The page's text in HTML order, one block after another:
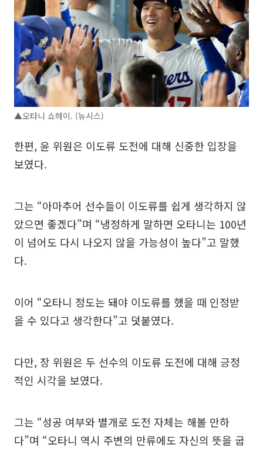
▲오타니 쇼헤이. (뉴시스)
한편, 윤 위원은 이도류 도전에 대해 신중한 입장을
보였다.
그는 “아마추어 선수들이 이도류를 쉽게 생각하지 않
았으면 좋겠다”며 “냉정하게 말하면 오타니는 100년
이 넘어도 다시 나오지 않을 가능성이 높다”고 말했
다.
이어 “오타니 정도는 돼야 이도류를 했을 때 인정받
을 수 있다고 생각한다”고 덧붙였다.
다만, 장 위원은 두 선수의 이도류 도전에 대해 긍정
적인 시각을 보였다.
그는 “성공 여부와 별개로 도전 자체는 해볼 만하
다”며 “오타니 역시 주변의 만류에도 자신의 뜻을 굽